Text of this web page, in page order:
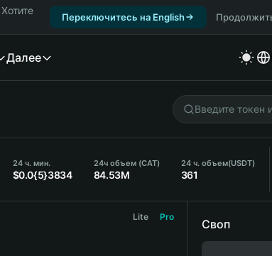
Переключитесь на English
Далее
24 ч. мин.
$0.0{5}3834
24ч объем (CAT)
84.53M
24 ч. объем(USDT)
361
Lite Pro
Своп